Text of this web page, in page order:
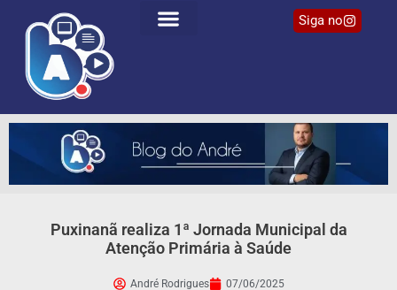
Siga no
Puxinanã realiza 1ª Jornada Municipal da
Atenção Primária à Saúde
André Rodrigues 07/06/2025